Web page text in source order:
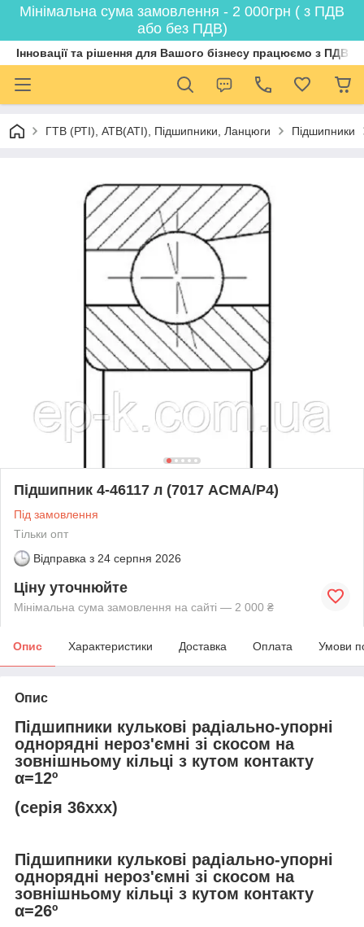
Мінімальна сума замовлення - 2 000грн ( з ПДВ
або без ПДВ)
Інновації та рішення для Вашого бізнесу працюємо з ПДВ
ГТВ (РТI), АТВ(АТI), Пiдшипники, Ланцюги Підшипники
Підшипник 4-46117 л (7017 АСМА/Р4)
Під замовлення
Тільки опт
Відправка з 24 серпня 2026
Ціну уточнюйте
Мінімальна сума замовлення на сайті — 2 000 ₴
Опис Характеристики Доставка Оплата Умови
Опис
Підшипники кулькові радіально-упорні
однорядні нероз'ємні зі скосом на
зовнішньому кільці з кутом контакту
α=12º
(серія 36ххх)
Підшипники кулькові радіально-упорні
однорядні нероз'ємні зі скосом на
зовнішньому кільці з кутом контакту
α=26º